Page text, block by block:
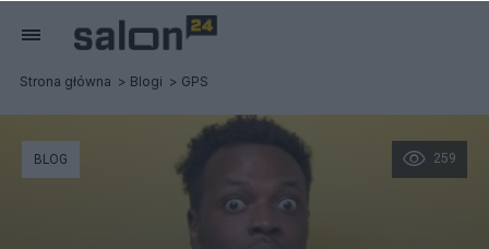
Strona główna Blogi GPS
259
BLOG